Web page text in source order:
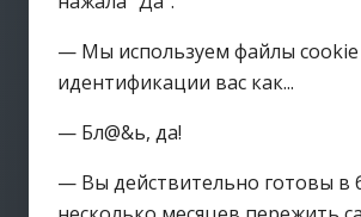
— Мы используем файлы cookie
идентификации вас как...
— Бл@&ь, да!
— Вы действительно готовы в